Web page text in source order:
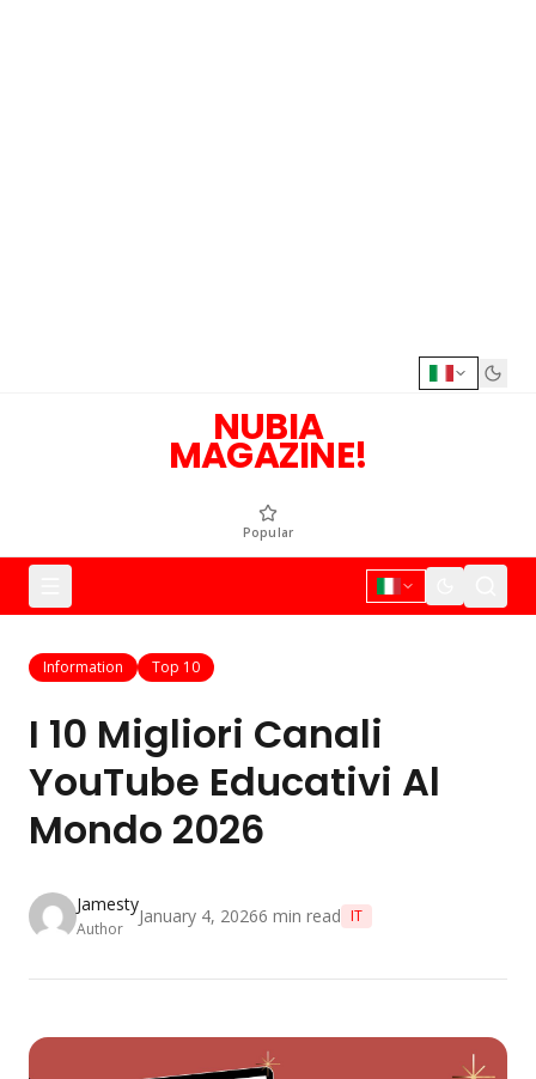
NUBIA
MAGAZINE!
Popular
Information Top 10
I 10 Migliori Canali
YouTube Educativi Al
Mondo 2026
Jamesty
Author
January 4, 20266 min read IT